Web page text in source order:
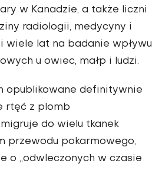
w Kanadzie, a także liczni
radiologii, medycyny i
wiele lat na badanie wpływu
u owiec, małp i ludzi.
opublikowane definitywnie
rtęć z plomb
do wielu tkanek
przewodu pokarmowego,
o „odwleczonych w czasie